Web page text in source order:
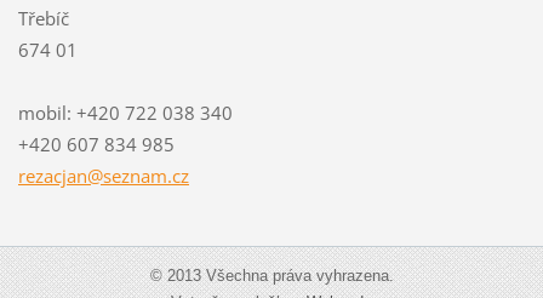
Třebíč
674 01
mobil: +420 722 038 340
+420 607 834 985
rezacjan@seznam.cz
© 2013 Všechna práva vyhrazena.